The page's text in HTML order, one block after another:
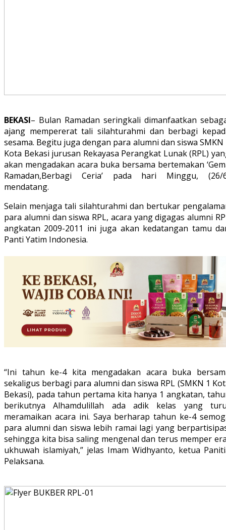
BEKASI– Bulan Ramadan seringkali dimanfaatkan
ajang mempererat tali silahturahmi dan berbagi
sesama. Begitu juga dengan para alumni dan siswa SMKN
Kota Bekasi jurusan Rekayasa Perangkat Lunak (RPL)
akan mengadakan acara buka bersama bertemakan
Ramadan,Berbagi Ceria’ pada hari Minggu, (26/
mendatang.
Selain menjaga tali silahturahmi dan bertukar
para alumni dan siswa RPL, acara yang digagas alumni
angkatan 2009-2011 ini juga akan kedatangan tamu
Panti Yatim Indonesia.
“Ini tahun ke-4 kita mengadakan acara buka
sekaligus berbagi para alumni dan siswa RPL (SMKN 1
Bekasi), pada tahun pertama kita hanya 1 angkatan,
berikutnya Alhamdulillah ada adik kelas yang
meramaikan acara ini. Saya berharap tahun ke-4
para alumni dan siswa lebih ramai lagi yang
sehingga kita bisa saling mengenal dan terus memper
ukhuwah islamiyah,” jelas Imam Widhyanto, ketua
Pelaksana.